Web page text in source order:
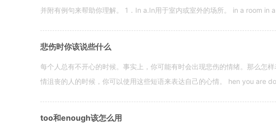
并附有例句来帮助你理解。 1．In a.In用于室内或室外的场所。 in a room in
悲伤时你该说些什么
每个人总有不开心的时候。事实上，你可能有时会出现悲伤的情绪。那么怎
情沮丧的人的时候，你可以使用这些短语来表达自己的心情。 hen you are
too和enough该怎么用